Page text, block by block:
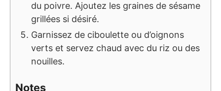
du poivre. Ajoutez les graines de sésame
grillées si désiré.
Garnissez de ciboulette ou d’oignons
verts et servez chaud avec du riz ou des
nouilles.
Notes